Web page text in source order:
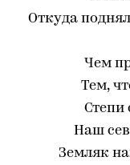
Откуда
Чем
Тем,
Степи
Наш
Земляк